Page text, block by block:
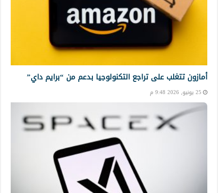
أمازون تتغلب على تراجع التكنولوجيا بدعم من “برايم داي”
25 يونيو, 2026 9:48 م